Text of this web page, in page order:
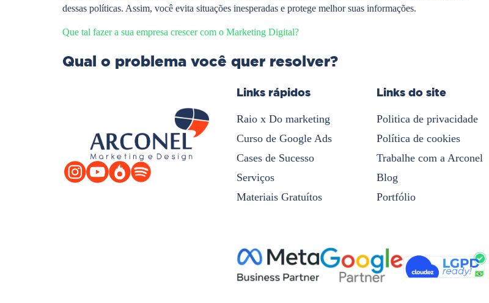
dessas políticas. Assim, você evita situações inesperadas e protege melhor suas informações.
Que tal fazer a sua empresa crescer com o Marketing Digital?
Qual o problema você quer resolver?
Links rápidos
Raio x Do marketing
Curso de Google Ads
Cases de Sucesso
Serviços
Materiais Gratuítos
Links do site
Politica de privacidade
Política de cookies
Trabalhe com a Arconel
Blog
Portfólio